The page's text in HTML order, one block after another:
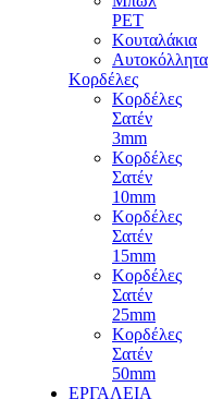
PET
Κουταλάκια
Αυτοκόλλητα
Κορδέλες
Κορδέλες
Σατέν
3mm
Κορδέλες
Σατέν
10mm
Κορδέλες
Σατέν
15mm
Κορδέλες
Σατέν
25mm
Κορδέλες
Σατέν
50mm
ΕΡΓΑΛΕΙΑ